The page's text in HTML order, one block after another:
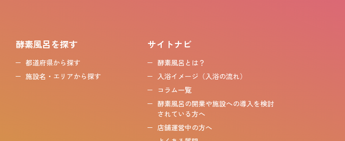
酵素風呂を探す
都道府県から探す
施設名・エリアから探す
サイトナビ
酵素風呂とは？
入浴イメージ（入浴の流れ）
コラム一覧
酵素風呂の開業や施設への導入を検討
されている方へ
店舗運営中の方へ